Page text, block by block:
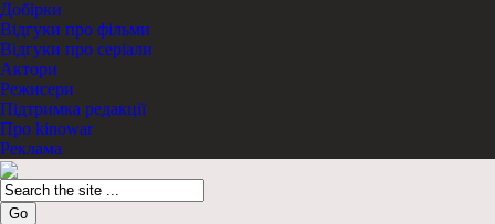
Добірки
Відгуки про фільми
Відгуки про серіали
Актори
Режисери
Підтримка редакції
Про kinowar
Реклама
Go